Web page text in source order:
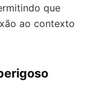
que
ao contexto